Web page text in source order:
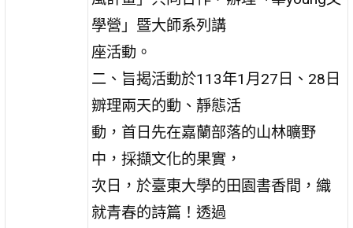
學營」暨大師系列講
座活動。
二、旨揭活動於113年1月27日、28日
辧理兩天的動、靜態活
動，首日先在嘉蘭部落的山林曠野
中，採擷文化的果實，
次日，於臺東大學的田園書香間，織
就青春的詩篇！透過